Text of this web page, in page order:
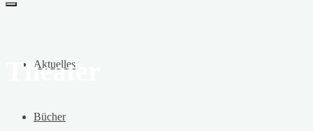
Aktuelles
Bücher
Theater